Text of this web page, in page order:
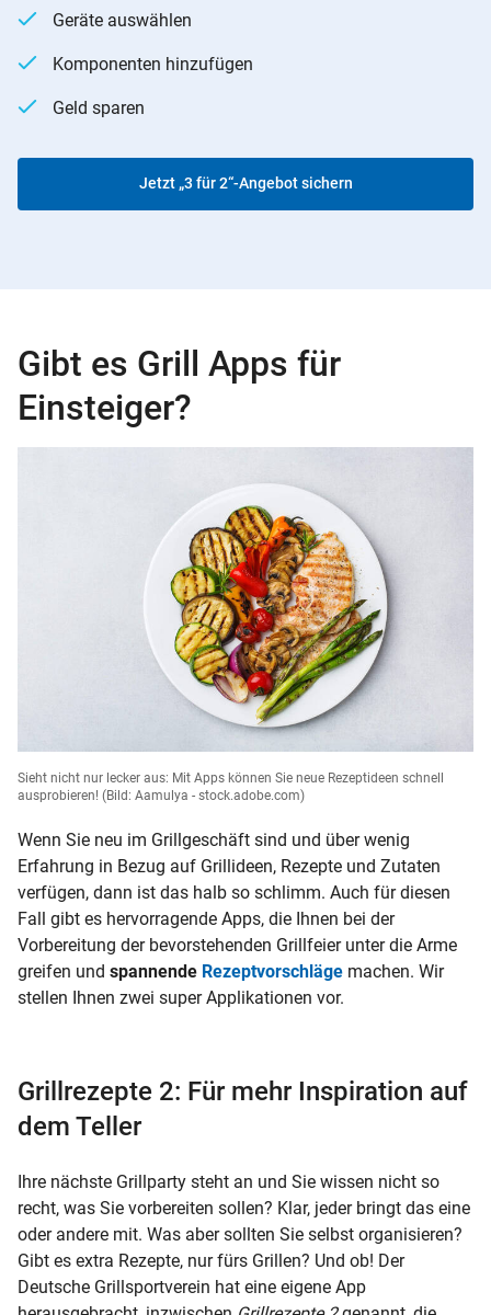
Geräte auswählen
Komponenten hinzufügen
Geld sparen
Jetzt „3 für 2“-Angebot sichern
Gibt es Grill Apps für
Einsteiger?
Sieht nicht nur lecker aus: Mit Apps können Sie neue Rezeptideen schnell
ausprobieren! (Bild: Aamulya - stock.adobe.com)
Wenn Sie neu im Grillgeschäft sind und über wenig
Erfahrung in Bezug auf Grillideen, Rezepte und Zutaten
verfügen, dann ist das halb so schlimm. Auch für diesen
Fall gibt es hervorragende Apps, die Ihnen bei der
Vorbereitung der bevorstehenden Grillfeier unter die Arme
greifen und spannende Rezeptvorschläge machen. Wir
stellen Ihnen zwei super Applikationen vor.
Grillrezepte 2: Für mehr Inspiration auf
dem Teller
Ihre nächste Grillparty steht an und Sie wissen nicht so
recht, was Sie vorbereiten sollen? Klar, jeder bringt das eine
oder andere mit. Was aber sollten Sie selbst organisieren?
Gibt es extra Rezepte, nur fürs Grillen? Und ob! Der
Deutsche Grillsportverein hat eine eigene App